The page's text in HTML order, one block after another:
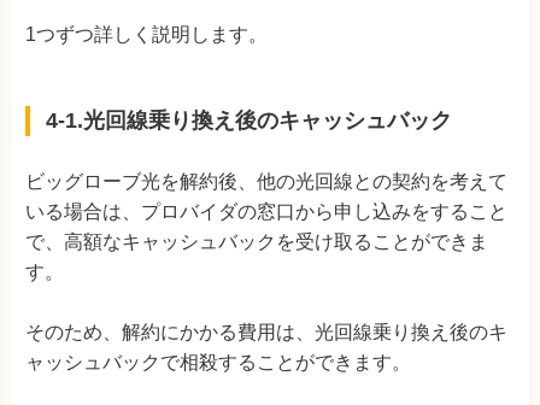
1つずつ詳しく説明します。
4-1.光回線乗り換え後のキャッシュバック
ビッグローブ光を解約後、他の光回線との契約を考えて
いる場合は、プロバイダの窓口から申し込みをすること
で、高額なキャッシュバックを受け取ることができま
す。
そのため、解約にかかる費用は、光回線乗り換え後のキ
ャッシュバックで相殺することができます。